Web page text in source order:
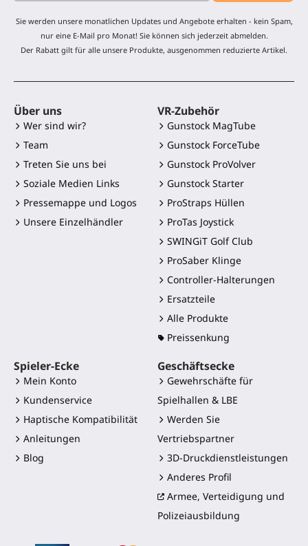
Sie werden unsere monatlichen Updates und Angebote erhalten - kein Spam,
nur eine E-Mail pro Monat! Sie können sich jederzeit abmelden.
Der Rabatt gilt für alle unsere Produkte, ausgenommen reduzierte Artikel.
Über uns
Wer sind wir?
Team
Treten Sie uns bei
Soziale Medien Links
Pressemappe und Logos
Unsere Einzelhändler
VR-Zubehör
Gunstock MagTube
Gunstock ForceTube
Gunstock ProVolver
Gunstock Starter
ProStraps Hüllen
ProTas Joystick
SWINGiT Golf Club
ProSaber Klinge
Controller-Halterungen
Ersatzteile
Alle Produkte
Preissenkung
Spieler-Ecke
Mein Konto
Kundenservice
Haptische Kompatibilität
Anleitungen
Blog
Geschäftsecke
Gewehrschäfte für
Spielhallen & LBE
Werden Sie
Vertriebspartner
3D-Druckdienstleistungen
Anderes Profil
Armee, Verteidigung und
Polizeiausbildung